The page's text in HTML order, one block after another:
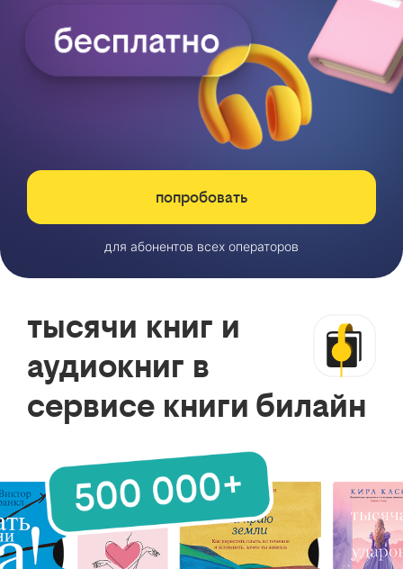
попробовать
для абонентов всех операторов
тысячи книг и
аудиокниг в
сервисе книги билайн